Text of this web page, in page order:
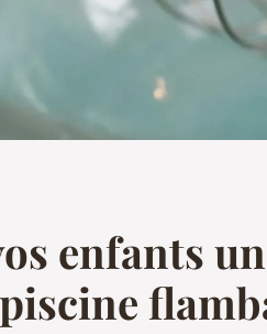
enfants